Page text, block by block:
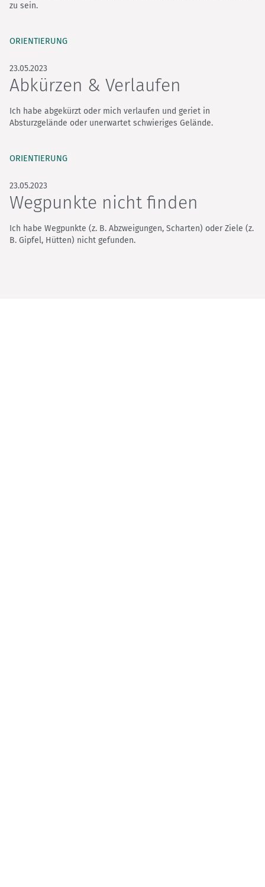
zu sein.
ORIENTIERUNG
23.05.2023
Abkürzen & Verlaufen
Ich habe abgekürzt oder mich verlaufen und geriet in
Absturzgelände oder unerwartet schwieriges Gelände.
ORIENTIERUNG
23.05.2023
Wegpunkte nicht finden
Ich habe Wegpunkte (z. B. Abzweigungen, Scharten) oder Ziele (z.
B. Gipfel, Hütten) nicht gefunden.